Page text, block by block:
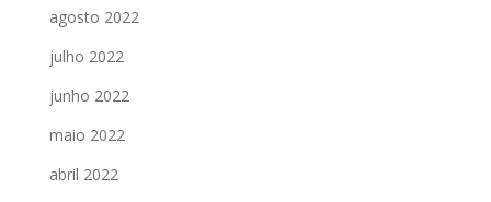
agosto 2022
julho 2022
junho 2022
maio 2022
abril 2022